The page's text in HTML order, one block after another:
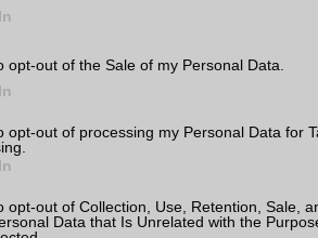
opt-out of the Sale of my Personal Data.
opt-out of processing my Personal Data for
opt-out of Collection, Use, Retention, Sale,
Data that Is Unrelated with the
Wi-Fi Direct
Wi-Fi HotSpot
NFC